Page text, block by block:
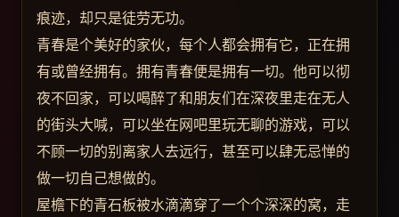
痕迹，却只是徒劳无功。
青春是个美好的家伙，每个人都会拥有它，正在拥
有或曾经拥有。拥有青春便是拥有一切。他可以彻
夜不回家，可以喝醉了和朋友们在深夜里走在无人
的街头大喊，可以坐在网吧里玩无聊的游戏，可以
不顾一切的别离家人去远行，甚至可以肆无忌惮的
做一切自己想做的。
屋檐下的青石板被水滴滴穿了一个个深深的窝，走